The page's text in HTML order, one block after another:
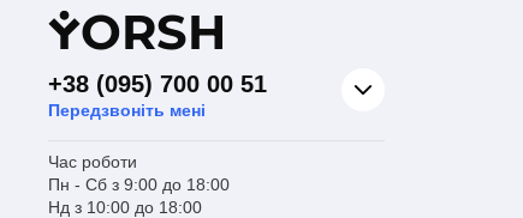
YORSH
+38 (095) 700 00 51
Передзвоніть мені
Час роботи
Пн - Сб з 9:00 до 18:00
Нд з 10:00 до 18:00